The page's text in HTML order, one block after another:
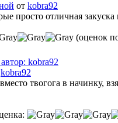
от kobra92
просто отличная закуска
(оценок
kobra92
твогога в начинку,